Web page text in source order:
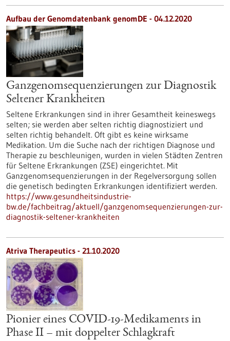
Aufbau der Genomdatenbank genomDE - 04.12.2020
Ganzgenomsequenzierungen zur Diagnostik
Seltener Krankheiten
Seltene Erkrankungen sind in ihrer Gesamtheit keineswegs
selten; sie werden aber selten richtig diagnostiziert und
selten richtig behandelt. Oft gibt es keine wirksame
Medikation. Um die Suche nach der richtigen Diagnose und
Therapie zu beschleunigen, wurden in vielen Städten Zentren
für Seltene Erkrankungen (ZSE) eingerichtet. Mit
Ganzgenomsequenzierungen in der Regelversorgung sollen
die genetisch bedingten Erkrankungen identifiziert werden.
https://www.gesundheitsindustrie-
bw.de/fachbeitrag/aktuell/ganzgenomsequenzierungen-zur-
diagnostik-seltener-krankheiten
Atriva Therapeutics - 21.10.2020
Pionier eines COVID-19-Medikaments in
Phase II – mit doppelter Schlagkraft